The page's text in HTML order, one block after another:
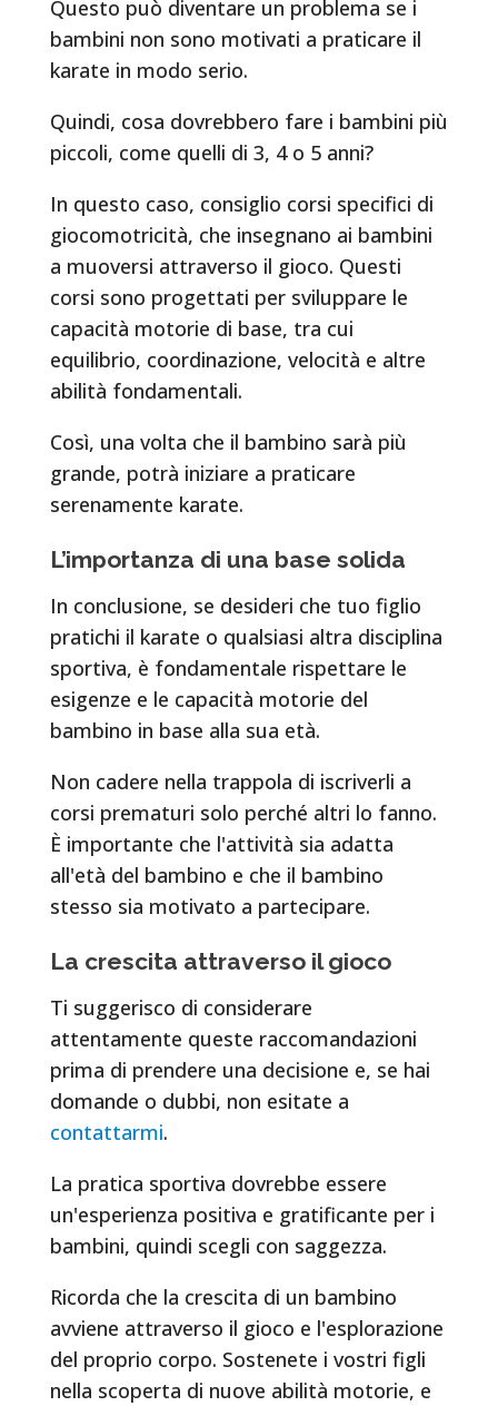
Questo può diventare un problema se i
bambini non sono motivati a praticare il
karate in modo serio.
Quindi, cosa dovrebbero fare i bambini più
piccoli, come quelli di 3, 4 o 5 anni?
In questo caso, consiglio corsi specifici di
giocomotricità, che insegnano ai bambini
a muoversi attraverso il gioco. Questi
corsi sono progettati per sviluppare le
capacità motorie di base, tra cui
equilibrio, coordinazione, velocità e altre
abilità fondamentali.
Così, una volta che il bambino sarà più
grande, potrà iniziare a praticare
serenamente karate.
L’importanza di una base solida
In conclusione, se desideri che tuo figlio
pratichi il karate o qualsiasi altra disciplina
sportiva, è fondamentale rispettare le
esigenze e le capacità motorie del
bambino in base alla sua età.
Non cadere nella trappola di iscriverli a
corsi prematuri solo perché altri lo fanno.
È importante che l'attività sia adatta
all'età del bambino e che il bambino
stesso sia motivato a partecipare.
La crescita attraverso il gioco
Ti suggerisco di considerare
attentamente queste raccomandazioni
prima di prendere una decisione e, se hai
domande o dubbi, non esitate a
contattarmi.
La pratica sportiva dovrebbe essere
un'esperienza positiva e gratificante per i
bambini, quindi scegli con saggezza.
Ricorda che la crescita di un bambino
avviene attraverso il gioco e l'esplorazione
del proprio corpo. Sostenete i vostri figli
nella scoperta di nuove abilità motorie, e